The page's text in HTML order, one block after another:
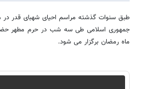
طبق سنوات گذشته مراسم احیای شهبای قدر
جمهوری اسلامی طی سه شب در حرم مطهر
ماه رمضان برگزار می شود.